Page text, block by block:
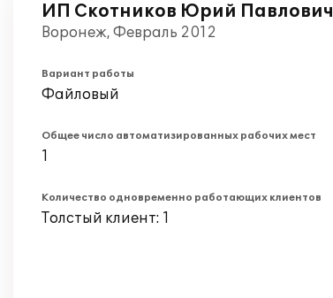
ИП Скотников Юрий Павлович
Воронеж, Февраль 2012
Вариант работы
Файловый
Общее число автоматизированных рабочих мест
1
Количество одновременно работающих клиентов
Толстый клиент: 1